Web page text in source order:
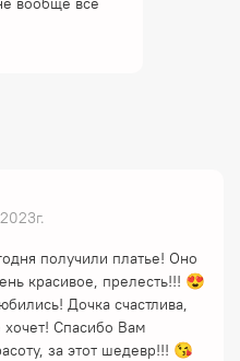
получили платье! Оно
красивое, прелесть!!! 😍
Дочка счастлива,
Спасибо Вам
за этот шедевр!!! 😘